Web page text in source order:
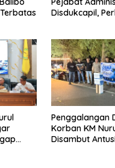
Disdukcapil,
Penggalangan
Korban KM
Disambut